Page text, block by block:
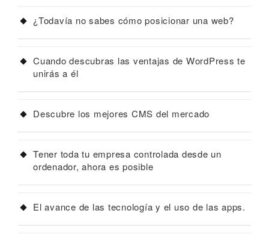
¿Todavía no sabes cómo posicionar una web?
Cuando descubras las ventajas de WordPress te
unirás a él
Descubre los mejores CMS del mercado
Tener toda tu empresa controlada desde un
ordenador, ahora es posible
El avance de las tecnología y el uso de las apps.